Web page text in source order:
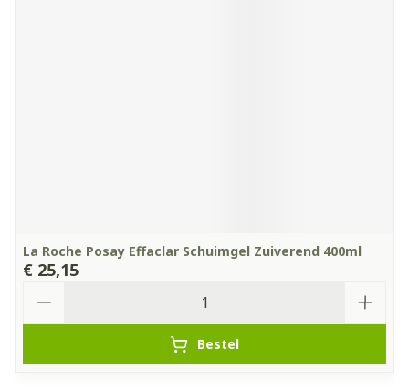
La Roche Posay Effaclar Schuimgel Zuiverend 400ml
€ 25,15
Bestel